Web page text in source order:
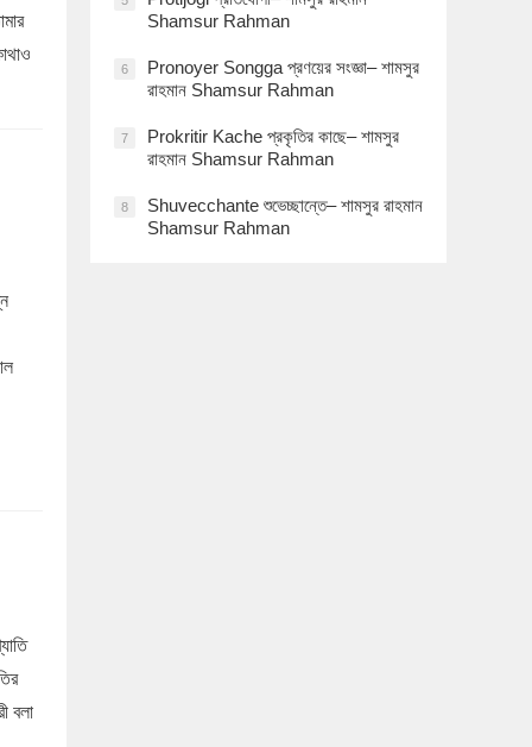
বলা
Shamsur Rahman
6
Pronoyer Songga প্রণয়ের সংজ্ঞা– শামসুর
রাহমান Shamsur Rahman
7
Prokritir Kache প্রকৃতির কাছে– শামসুর
রাহমান Shamsur Rahman
8
Shuvecchante শুভেচ্ছান্তে– শামসুর রাহমান
Shamsur Rahman